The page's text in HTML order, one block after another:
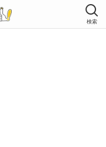
検索